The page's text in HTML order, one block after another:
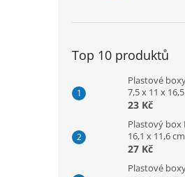
Top 10 produktů
Plastové
7,5 x 11 x
23 Kč
Plastový box
16,1 x 11,6 cm
27 Kč
Plastové